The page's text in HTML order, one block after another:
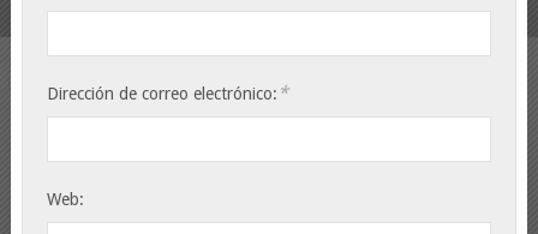
Dirección de correo electrónico: *
Web: